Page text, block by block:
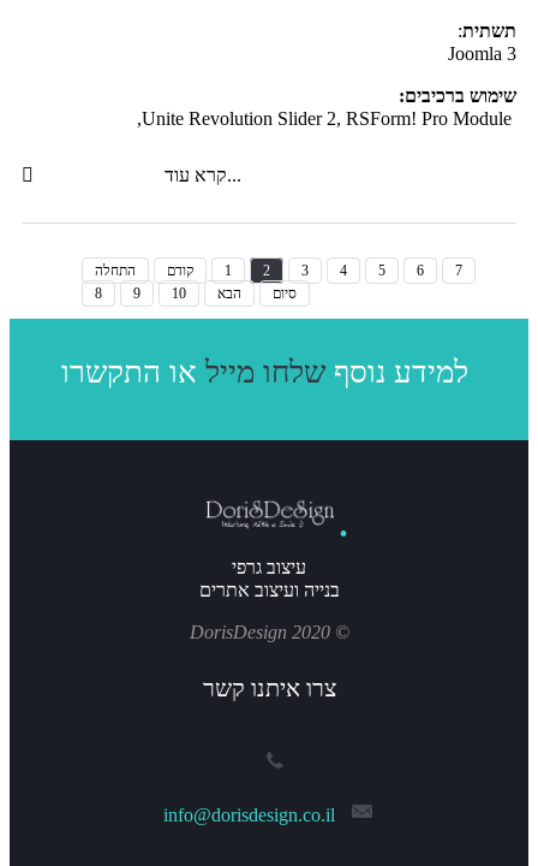
תשתית:
Joomla 3
שימוש ברכיבים:
קרא עוד...
התחלה קודם 1 2 3 4 5 6
7
8
9 10 הבא סיום
למידע נוסף שלחו מייל
עיצוב גרפי
בנייה ועיצוב אתרים
© 2020 DorisDesign
צרו איתנו קשר
info@dorisdesign.co.il